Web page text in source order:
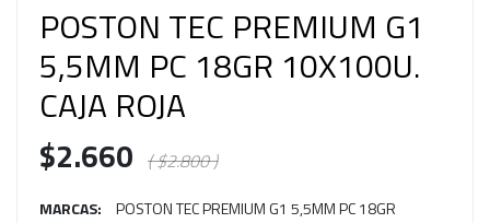
POSTON TEC PREMIUM G1
5,5MM PC 18GR 10X100U.
CAJA ROJA
$2.660 ( $2.800 )
MARCAS:
POSTON TEC PREMIUM G1 5,5MM PC 18GR